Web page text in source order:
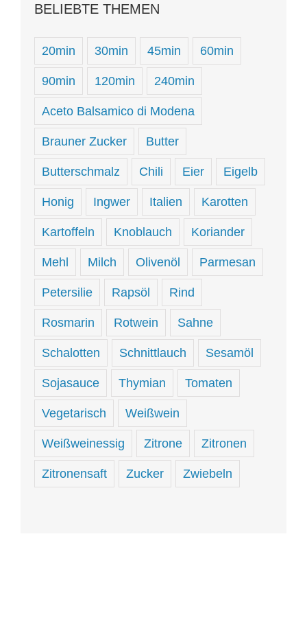
BELIEBTE THEMEN
20min 30min 45min 60min
90min 120min 240min
Aceto Balsamico di Modena
Brauner Zucker Butter
Butterschmalz Chili Eier Eigelb
Honig Ingwer Italien Karotten
Kartoffeln Knoblauch Koriander
Mehl Milch Olivenöl Parmesan
Petersilie Rapsöl Rind
Rosmarin Rotwein Sahne
Schalotten Schnittlauch Sesamöl
Sojasauce Thymian Tomaten
Vegetarisch Weißwein
Weißweinessig Zitrone Zitronen
Zitronensaft Zucker Zwiebeln